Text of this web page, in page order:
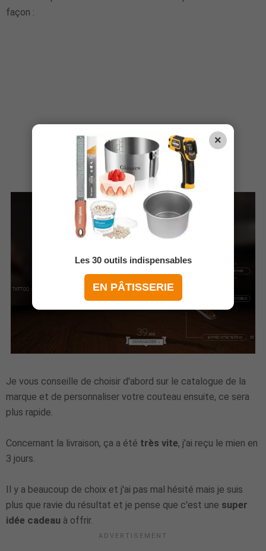
façon :
Je vous conseille de choisir d'abord sur le catalogue de la
marque et de personnaliser votre couteau ensuite, ce sera
plus rapide.
Concernant la livraison, ça a été très vite, j'ai reçu le mien en
3 jours.
Il y a beaucoup de choix et j'ai pas mal hésité mais je suis
plus que ravie du résultat et je pense que c'est une super
idée cadeau à offrir.
×
Les 30 outils indispensables
EN PÂTISSERIE